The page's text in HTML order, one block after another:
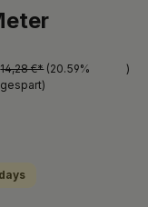
14,28 €* (20.59%
gespart)
)